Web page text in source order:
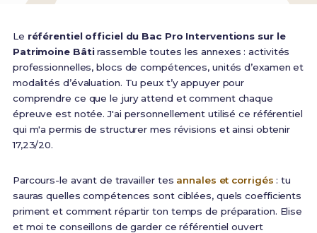
Le référentiel officiel du Bac Pro Interventions sur le
Patrimoine Bâtirassemble toutes les annexes : activités
professionnelles, blocs de compétences, unités d’examen et
modalités d’évaluation. Tu peux t’y appuyer pour
comprendre ce que le jury attend et comment chaque
épreuve est notée. J'ai personnellement utilisé ce référentiel
qui m'a permis de structurer mes révisions et ainsi obtenir
17,23/20.
Parcours-le avant de travailler tes annales et corrigés : tu
sauras quelles compétences sont ciblées, quels coefficients
priment et comment répartir ton temps de préparation. Elise
et moi te conseillons de garder ce référentiel ouvert